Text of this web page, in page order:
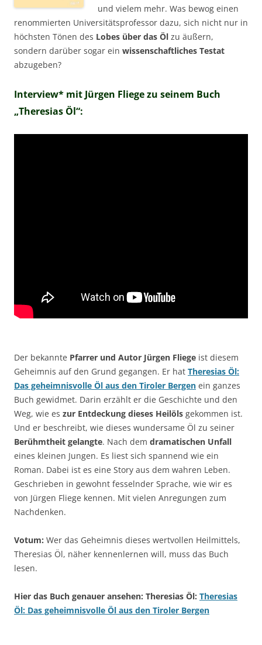
und vielem mehr. Was bewog einen
renommierten Universitätsprofessor dazu, sich nicht nur in
höchsten Tönen des Lobes über das Öl zu äußern,
sondern darüber sogar ein wissenschaftliches Testat
abzugeben?
Interview* mit Jürgen Fliege zu seinem Buch
„Theresias Öl“:
Der bekannte Pfarrer und Autor Jürgen Fliege ist diesem
Geheimnis auf den Grund gegangen. Er hat Theresias Öl:
Das geheimnisvolle Öl aus den Tiroler Bergen ein ganzes
Buch gewidmet. Darin erzählt er die Geschichte und den
Weg, wie es zur Entdeckung dieses Heilöls gekommen ist.
Und er beschreibt, wie dieses wundersame Öl zu seiner
Berühmtheit gelangte. Nach dem dramatischen Unfall
eines kleinen Jungen. Es liest sich spannend wie ein
Roman. Dabei ist es eine Story aus dem wahren Leben.
Geschrieben in gewohnt fesselnder Sprache, wie wir es
von Jürgen Fliege kennen. Mit vielen Anregungen zum
Nachdenken.
Votum: Wer das Geheimnis dieses wertvollen Heilmittels,
Theresias Öl, näher kennenlernen will, muss das Buch
lesen.
Hier das Buch genauer ansehen: Theresias Öl: Theresias
Öl: Das geheimnisvolle Öl aus den Tiroler Bergen